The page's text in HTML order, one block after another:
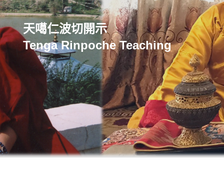
天噶仁波切開示
Tenga Rinpoche Teaching